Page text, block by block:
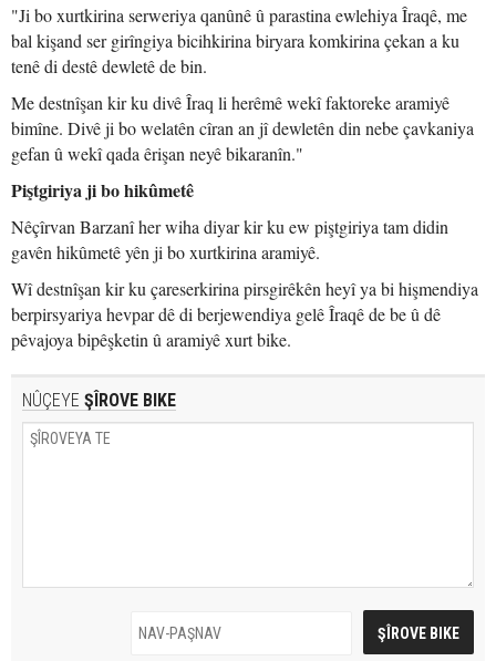
"Ji bo xurtkirina serweriya qanûnê û parastina ewlehiya Îraqê, me
bal kişand ser girîngiya bicihkirina biryara komkirina çekan a ku
tenê di destê dewletê de bin.
Me destnîşan kir ku divê Îraq li herêmê wekî faktoreke aramiyê
bimîne. Divê ji bo welatên cîran an jî dewletên din nebe çavkaniya
gefan û wekî qada êrişan neyê bikaranîn."
Piştgiriya ji bo hikûmetê
Nêçîrvan Barzanî her wiha diyar kir ku ew piştgiriya tam didin
gavên hikûmetê yên ji bo xurtkirina aramiyê.
Wî destnîşan kir ku çareserkirina pirsgirêkên heyî ya bi hişmendiya
berpirsyariya hevpar dê di berjewendiya gelê Îraqê de be û dê
pêvajoya bipêşketin û aramiyê xurt bike.
NÛÇEYE ŞÎROVE BIKE